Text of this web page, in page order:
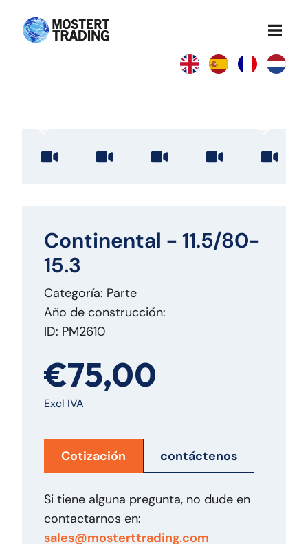
Continental - 11.5/80-
15.3
Categoría: Parte
Año de construcción:
ID: PM2610
€75,00
Excl IVA
Cotización contáctenos
Si tiene alguna pregunta, no dude en
contactarnos en:
sales@mosterttrading.com